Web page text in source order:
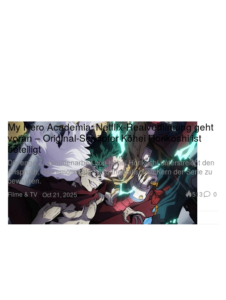
Filme & TV
My Hero Academia: Netflix-Realverfilmung geht
voran – Original-Schöpfer Kōhei Horikoshi ist
beteiligt
Die enge Zusammenarbeit von Kōhei Horikoshi unterstreicht den
Anspruch, den emotionalen und thematischen Kern der Serie zu
bewahren.
Oct 21, 2025 513 0